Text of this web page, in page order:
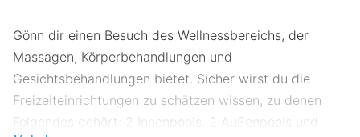
Gönn dir einen Besuch des Wellnessbereichs, der
Massagen, Körperbehandlungen und
Gesichtsbehandlungen bietet. Sicher wirst du die
Freizeiteinrichtungen zu schätzen wissen, zu denen
Folgendes gehört: 2 Innenpools, 2 Außenpools und